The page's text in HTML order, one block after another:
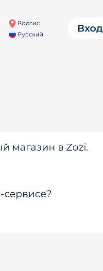
Россия
Русский
Вход
магазин в Zozi.